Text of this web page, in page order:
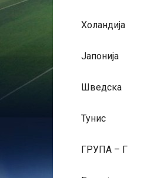
Холандија
Јапонија
Шведска
Тунис
ГРУПА – Г